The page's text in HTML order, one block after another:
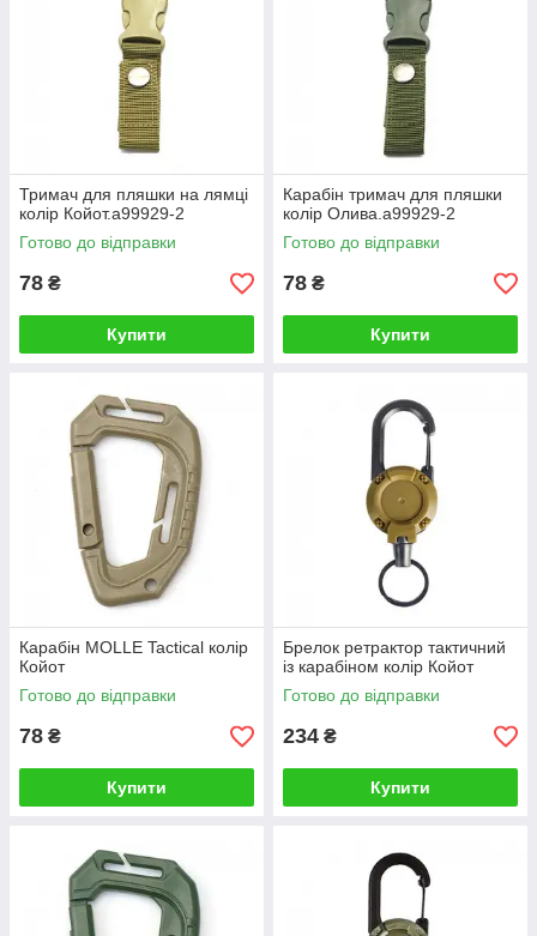
Тримач для пляшки на лямці
колір Койот.a99929-2
Готово до відправки
78 ₴
Купити
Карабін тримач для пляшки
колір Олива.a99929-2
Готово до відправки
78 ₴
Купити
Карабін MOLLE Tactical колір
Койот
Готово до відправки
78 ₴
Купити
Брелок ретрактор тактичний
із карабіном колір Койот
Готово до відправки
234 ₴
Купити